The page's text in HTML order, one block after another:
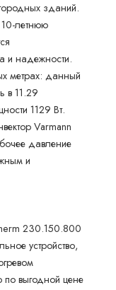
зданий.
10-летнюю
и надежности.
метрах: данный
в 11.29
1129 Вт.
Varmann
давление
и
230.150.800
устройство,
по выгодной цене